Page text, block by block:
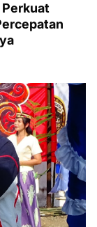
Perkuat